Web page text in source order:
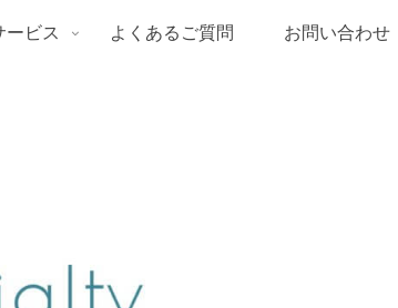
ービス よくあるご質問 お問い合わせ